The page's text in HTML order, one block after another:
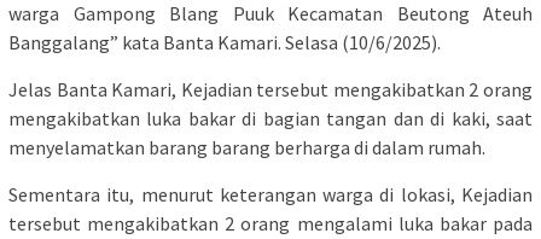
warga Gampong Blang Puuk Kecamatan Beutong Ateuh
Banggalang” kata Banta Kamari. Selasa (10/6/2025).
Jelas Banta Kamari, Kejadian tersebut mengakibatkan 2 orang
mengakibatkan luka bakar di bagian tangan dan di kaki, saat
menyelamatkan barang barang berharga di dalam rumah.
Sementara itu, menurut keterangan warga di lokasi, Kejadian
tersebut mengakibatkan 2 orang mengalami luka bakar pada